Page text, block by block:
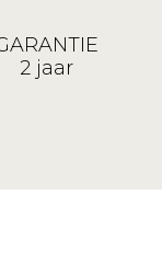
2 jaar